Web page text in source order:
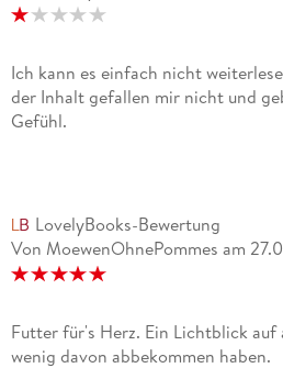
Ich kann es einfach nicht
der Inhalt gefallen mir nicht und
Gefühl.
LovelyBooks-Bewertung
Von MoewenOhnePommes am
Futter für's Herz. Ein Lichtblick auf
wenig davon abbekommen haben.